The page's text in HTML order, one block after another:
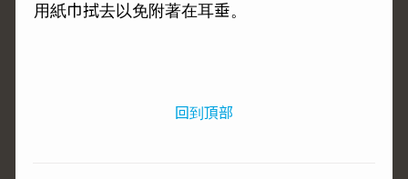
用紙巾拭去以免附著在耳垂。
回到頂部